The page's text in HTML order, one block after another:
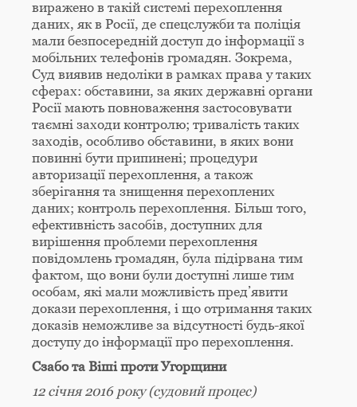
виражено в такій системі перехоплення
даних, як в Росії, де спецслужби та поліція
мали безпосередній доступ до інформації з
мобільних телефонів громадян. Зокрема,
Суд виявив недоліки в рамках права у таких
сферах: обставини, за яких державні органи
Росії мають повноваження застосовувати
таємні заходи контролю; тривалість таких
заходів, особливо обставини, в яких вони
повинні бути припинені; процедури
авторизації перехоплення, а також
зберігання та знищення перехоплених
даних; контроль перехоплення. Більш того,
ефективність засобів, доступних для
вирішення проблеми перехоплення
повідомлень громадян, була підірвана тим
фактом, що вони були доступні лише тим
особам, які мали можливість пред’явити
докази перехоплення, і що отримання таких
доказів неможливе за відсутності будь-якої
доступу до інформації про перехоплення.
Сзабо та Віші проти Угорщини
12 січня 2016 року (судовий процес)